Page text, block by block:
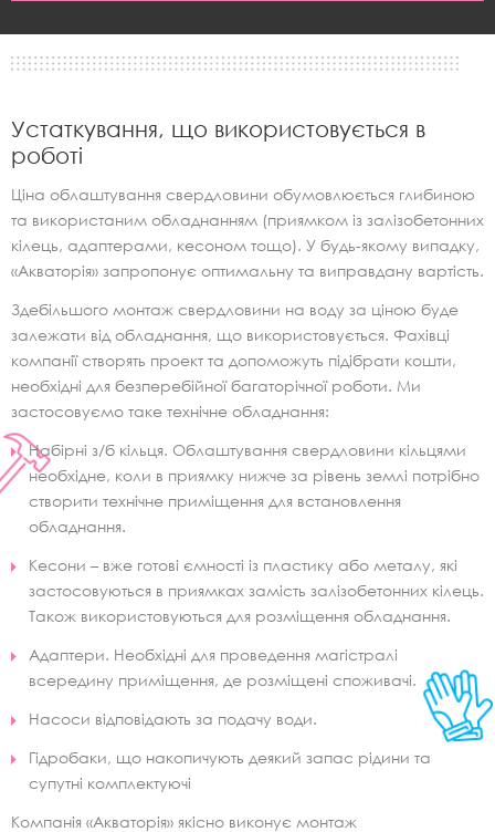
Устаткування, що використовується в
роботі
Ціна облаштування свердловини обумовлюється глибиною
та використаним обладнанням (приямком із залізобетонних
кілець, адаптерами, кесоном тощо). У будь-якому випадку,
«Акваторія» запропонує оптимальну та виправдану вартість.
Здебільшого монтаж свердловини на воду за ціною буде
залежати від обладнання, що використовується. Фахівці
компанії створять проект та допоможуть підібрати кошти,
необхідні для безперебійної багаторічної роботи. Ми
застосовуємо таке технічне обладнання:
Набірні з/б кільця. Облаштування свердловини кільцями
необхідне, коли в приямку нижче за рівень землі потрібно
створити технічне приміщення для встановлення
обладнання.
Кесони – вже готові ємності із пластику або металу, які
застосовуються в приямках замість залізобетонних кілець.
Також використовуються для розміщення обладнання.
Адаптери. Необхідні для проведення магістралі
всередину приміщення, де розміщені споживачі.
Насоси відповідають за подачу води.
Гідробаки, що накопичують деякий запас рідини та
супутні комплектуючі
Компанія «Акваторія» якісно виконує монтаж